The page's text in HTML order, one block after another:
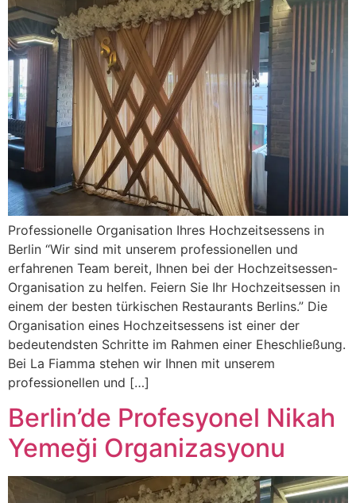
Professionelle Organisation Ihres Hochzeitsessens in
Berlin “Wir sind mit unserem professionellen und
erfahrenen Team bereit, Ihnen bei der Hochzeitsessen-
Organisation zu helfen. Feiern Sie Ihr Hochzeitsessen in
einem der besten türkischen Restaurants Berlins.” Die
Organisation eines Hochzeitsessens ist einer der
bedeutendsten Schritte im Rahmen einer Eheschließung.
Bei La Fiamma stehen wir Ihnen mit unserem
professionellen und […]
Berlin’de Profesyonel Nikah
Yemeği Organizasyonu